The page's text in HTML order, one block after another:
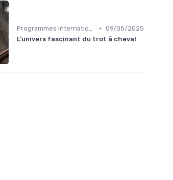
Programmes internationaux • 09/05/2025
L'univers fascinant du trot à cheval